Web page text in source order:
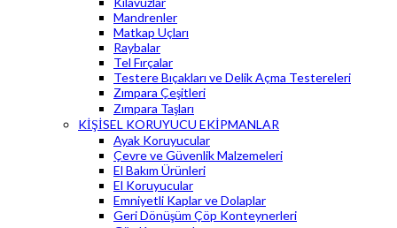
Mandrenler
Matkap Uçları
Raybalar
Tel Fırçalar
Testere Bıçakları ve Delik Açma Testereleri
Zımpara Çeşitleri
Zımpara Taşları
KİŞİSEL KORUYUCU EKİPMANLAR
Ayak Koruyucular
Çevre ve Güvenlik Malzemeleri
El Bakım Ürünleri
El Koruyucular
Emniyetli Kaplar ve Dolaplar
Geri Dönüşüm Çöp Konteynerleri